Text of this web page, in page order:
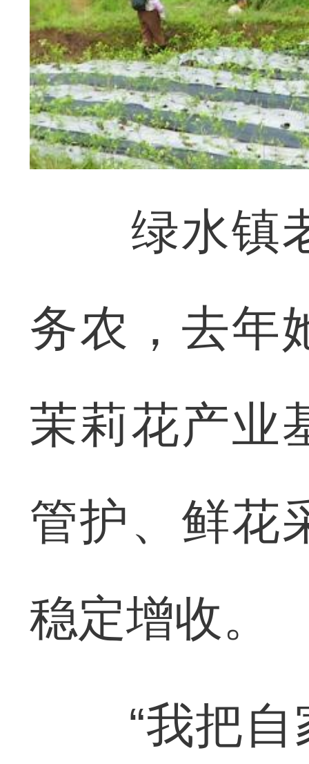
绿水镇老
务农，去年
茉莉花产业
管护、鲜花
稳定增收。
“我把自